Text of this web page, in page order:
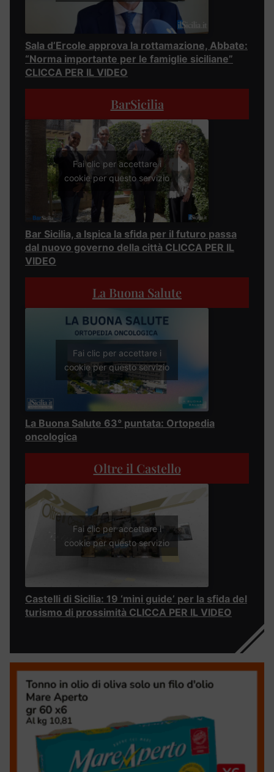
Sala d’Ercole approva la rottamazione, Abbate:
“Norma importante per le famiglie siciliane”
CLICCA PER IL VIDEO
BarSicilia
Fai clic per accettare i
cookie per questo servizio
Bar Sicilia, a Ispica la sfida per il futuro passa
dal nuovo governo della città CLICCA PER IL
VIDEO
La Buona Salute
Fai clic per accettare i
cookie per questo servizio
La Buona Salute 63° puntata: Ortopedia
oncologica
Oltre il Castello
Fai clic per accettare i
cookie per questo servizio
Castelli di Sicilia: 19 ‘mini guide’ per la sfida del
turismo di prossimità CLICCA PER IL VIDEO